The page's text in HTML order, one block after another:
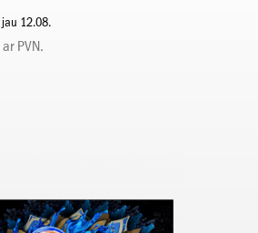
jau 12.08.
PVN.